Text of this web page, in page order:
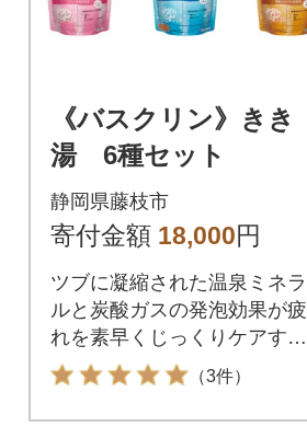
《バスクリン》きき
湯 6種セット
静岡県藤枝市
寄付金額 18,000円
ツブに凝縮された温泉ミネラ
ルと炭酸ガスの発泡効果が疲
れを素早くじっくりケアする
きき湯のセットです。
（3件）